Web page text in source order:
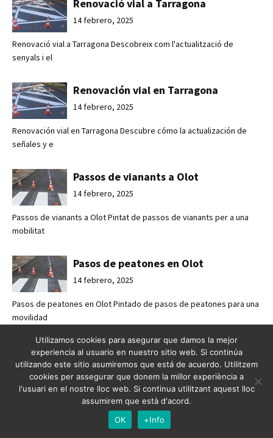
Renovació vial a Tarragona
14 febrero, 2025
Renovació vial a Tarragona Descobreix com l'actualització de
senyals i el
Renovación vial en Tarragona
14 febrero, 2025
Renovación vial en Tarragona Descubre cómo la actualización de
señales y e
Passos de vianants a Olot
14 febrero, 2025
Passos de vianants a Olot Pintat de passos de vianants per a una
mobilitat
Pasos de peatones en Olot
14 febrero, 2025
Pasos de peatones en Olot Pintado de pasos de peatones para una
movilidad
Mejorando la seguridad vial en
Esplugues de Llobregat
7 febrero, 2025
Mejorando la seguridad vial en Esplugues de Llobregat Crossabsa
Utilizamos cookies para asegurar que damos la mejor
experiencia al usuario en nuestro sitio web. Si continúa
utilizando este sitio asumiremos que está de acuerdo. Utilitzem
cookies per assegurar que donem la millor experiència a
l'usuari en el nostre lloc web. Si continua utilitzant aquest lloc
assumirem que està d'acord.
OK
+Info